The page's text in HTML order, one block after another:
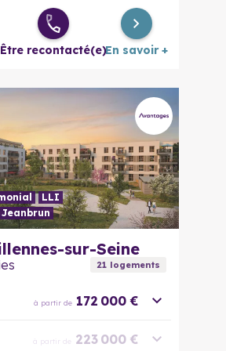
Être recontacté(e)En savoir +
LLI
Jeanbrun
sur-Seine
21logements
à partir de 172 000 €
à partir de 223 000 €